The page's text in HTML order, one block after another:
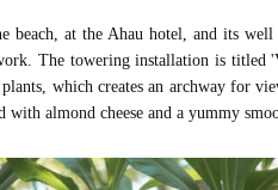
at the Ahau hotel, and its
The towering installation is
which creates an archway for
almond cheese and a yummy